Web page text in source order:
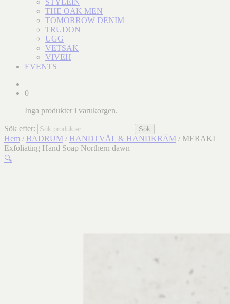
STYLEIN
THE OAK MEN
TOMORROW DENIM
TRUDON
UGG
VETSAK
VIVEH
EVENTS
0
Inga produkter i varukorgen.
Sök efter: Sök
Hem / BADRUM / HANDTVÅL & HANDKRÄM / MERAKI
Exfoliating Hand Soap Northern dawn
🔍